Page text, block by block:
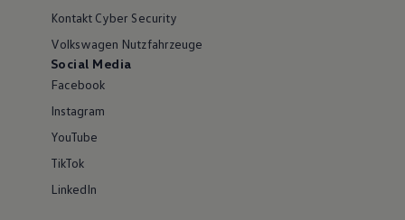
Kontakt Cyber Security
Volkswagen Nutzfahrzeuge
Social Media
Facebook
Instagram
YouTube
TikTok
LinkedIn